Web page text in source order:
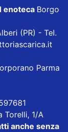
enoteca Borgo
(PR) - Tel.
Parma
Torelli, 1/A
anche senza